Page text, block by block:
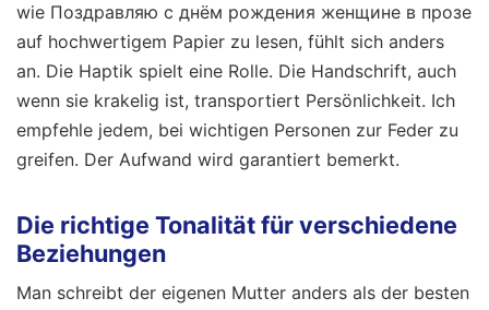
wie Поздравляю с днём рождения женщине в прозе
auf hochwertigem Papier zu lesen, fühlt sich anders
an. Die Haptik spielt eine Rolle. Die Handschrift, auch
wenn sie krakelig ist, transportiert Persönlichkeit. Ich
empfehle jedem, bei wichtigen Personen zur Feder zu
greifen. Der Aufwand wird garantiert bemerkt.
Die richtige Tonalität für verschiedene
Beziehungen
Man schreibt der eigenen Mutter anders als der besten